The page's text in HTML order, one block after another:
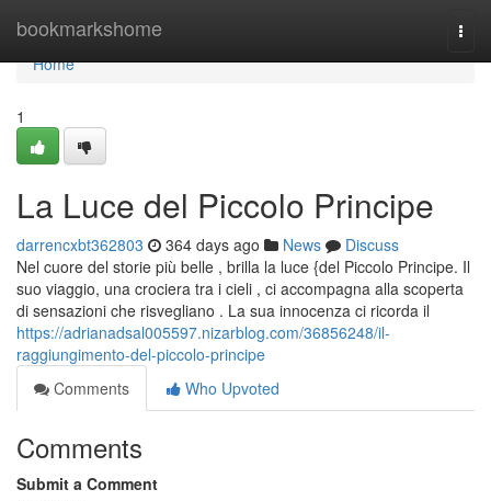
bookmarkshome
Home
Home
1
La Luce del Piccolo Principe
darrencxbt362803 364 days ago News
Discuss
Nel cuore del storie più belle , brilla la luce {del Piccolo Principe. Il
suo viaggio, una crociera tra i cieli , ci accompagna alla scoperta
di sensazioni che risvegliano . La sua innocenza ci ricorda il
https://adrianadsal005597.nizarblog.com/36856248/il-
raggiungimento-del-piccolo-principe
Comments
Who Upvoted
Comments
Submit a Comment